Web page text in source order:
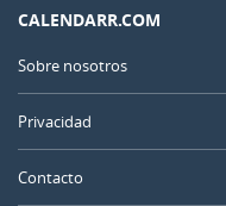
CALENDARR.COM
Sobre nosotros
Privacidad
Contacto